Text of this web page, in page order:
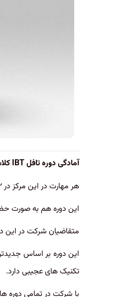
آمادگی دوره تافل IBT کلاس های گروهی
هر مهارت در این مرکز در ۱۲ جلسه ۹۰ دقیقه ایی برگزار می‌شود.
این دوره هم به صورت
متقاضیان شرکت در این
این دوره بر اساس
تکنیک های عجیبی دارد.
با شرکت در تمامی دوره ها